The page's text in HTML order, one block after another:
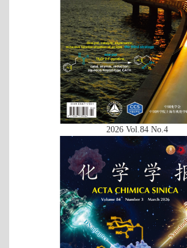
2026 Vol.84 No.4